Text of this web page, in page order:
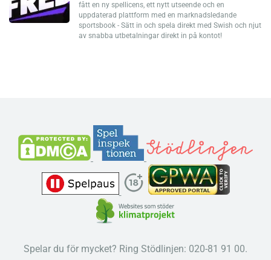
fått en ny spellicens, ett nytt utseende och en
uppdaterad plattform med en marknadsledande
sportsbook - Sätt in och spela direkt med Swish och njut
av snabba utbetalningar direkt in på kontot!
Spelar du för mycket? Ring Stödlinjen: 020-81 91 00.